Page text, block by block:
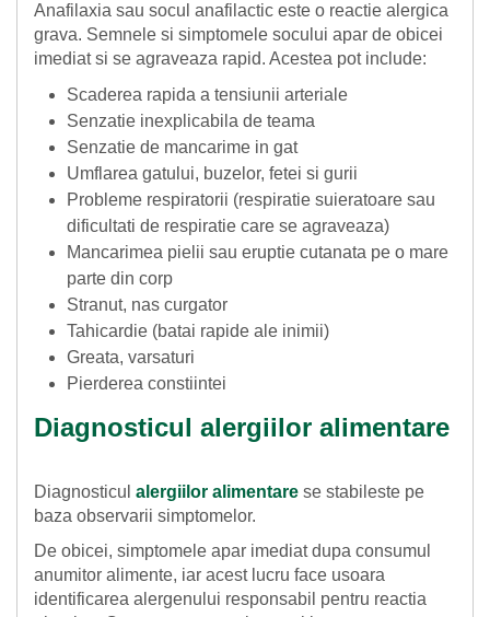
Anafilaxia sau socul anafilactic este o reactie alergica
grava. Semnele si simptomele socului apar de obicei
imediat si se agraveaza rapid. Acestea pot include:
Scaderea rapida a tensiunii arteriale
Senzatie inexplicabila de teama
Senzatie de mancarime in gat
Umflarea gatului, buzelor, fetei si gurii
Probleme respiratorii (respiratie suieratoare sau
dificultati de respiratie care se agraveaza)
Mancarimea pielii sau eruptie cutanata pe o mare
parte din corp
Stranut, nas curgator
Tahicardie (batai rapide ale inimii)
Greata, varsaturi
Pierderea constiintei
Diagnosticul alergiilor alimentare
Diagnosticul alergiilor alimentare se stabileste pe
baza observarii simptomelor.
De obicei, simptomele apar imediat dupa consumul
anumitor alimente, iar acest lucru face usoara
identificarea alergenului responsabil pentru reactia